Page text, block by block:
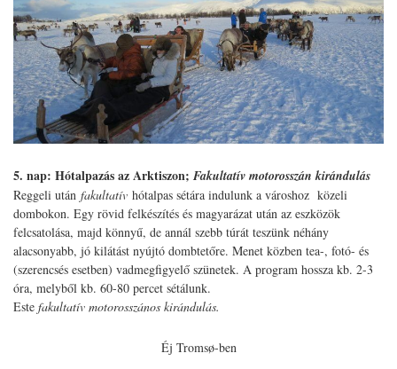
5. nap: Hótalpazás az Arktiszon; Fakultatív motorosszán kirándulás
Reggeli után fakultatív hótalpas sétára indulunk a városhoz közeli
dombokon. Egy rövid felkészítés és magyarázat után az eszközök
felcsatolása, majd könnyű, de annál szebb túrát teszünk néhány
alacsonyabb, jó kilátást nyújtó dombtetőre. Menet közben tea-, fotó- és
(szerencsés esetben) vadmegfigyelő szünetek. A program hossza kb. 2-3
óra, melyből kb. 60-80 percet sétálunk.
Este fakultatív motorosszános kirándulás.
Éj Tromsø-ben